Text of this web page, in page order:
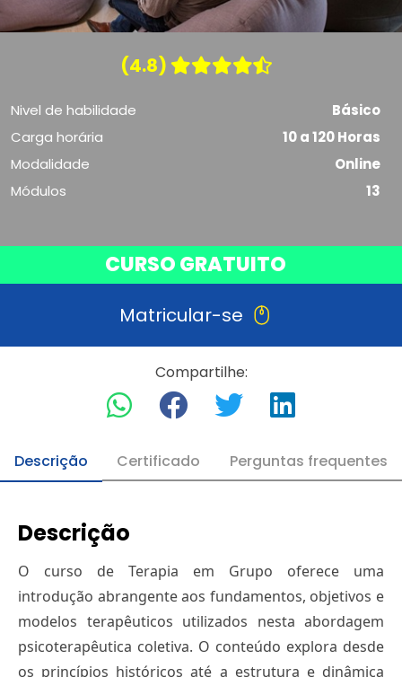
(4.8)
Nivel de habilidade
Básico
Carga horária
10 a 120 Horas
Modalidade
Online
Módulos
13
CURSO GRATUITO
Matricular-se
Compartilhe:
Descrição Certificado Perguntas frequentes
Descrição
O curso de Terapia em Grupo oferece uma
introdução abrangente aos fundamentos, objetivos e
modelos terapêuticos utilizados nesta abordagem
psicoterapêutica coletiva. O conteúdo explora desde
os princípios históricos até a estrutura e dinâmica